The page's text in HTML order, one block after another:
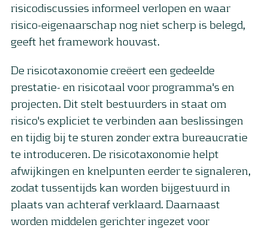
risicodiscussies informeel verlopen en waar
risico-eigenaarschap nog niet scherp is belegd,
geeft het framework houvast.
De risicotaxonomie creëert een gedeelde
prestatie- en risicotaal voor programma's en
projecten. Dit stelt bestuurders in staat om
risico's expliciet te verbinden aan beslissingen
en tijdig bij te sturen zonder extra bureaucratie
te introduceren. De risicotaxonomie helpt
afwijkingen en knelpunten eerder te signaleren,
zodat tussentijds kan worden bijgestuurd in
plaats van achteraf verklaard. Daarnaast
worden middelen gerichter ingezet voor